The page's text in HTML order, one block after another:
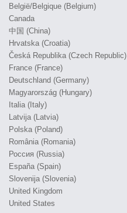
België/Belgique (Belgium)
Canada
中国 (China)
Hrvatska (Croatia)
Česká Republika (Czech Republic)
France (France)
Deutschland (Germany)
Magyarország (Hungary)
Italia (Italy)
Latvija (Latvia)
Polska (Poland)
România (Romania)
Россия (Russia)
España (Spain)
Slovenija (Slovenia)
United Kingdom
United States